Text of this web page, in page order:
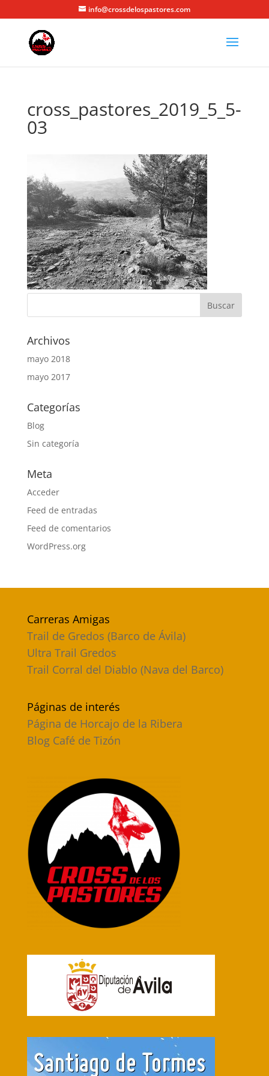
info@crossdelospastores.com
cross_pastores_2019_5_5-
03
Archivos
mayo 2018
mayo 2017
Categorías
Blog
Sin categoría
Meta
Acceder
Feed de entradas
Feed de comentarios
WordPress.org
Carreras Amigas
Trail de Gredos (Barco de Ávila)
Ultra Trail Gredos
Trail Corral del Diablo (Nava del Barco)
Páginas de interés
Página de Horcajo de la Ribera
Blog Café de Tizón